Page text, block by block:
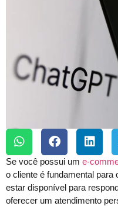
Se você possui um e-
o cliente é fundamental
estar disponível para
oferecer um atendimento